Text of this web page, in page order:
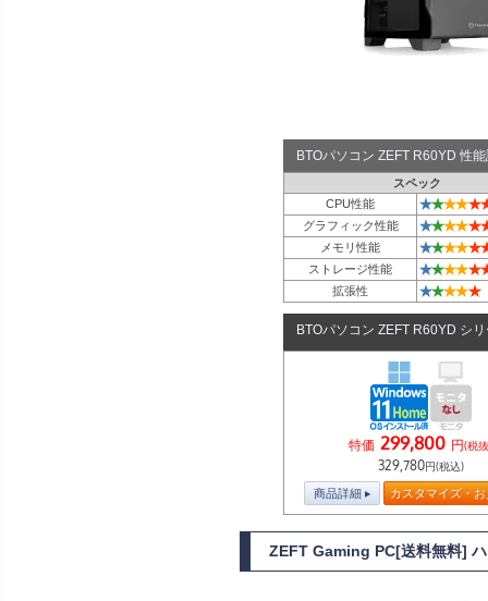
BTOパソコン ZEFT R60YD 性
スペック
CPU性能
★★★★★
グラフィック性能 ★★★★★
メモリ性能 ★★★★★
ストレージ性能 ★★★★★
拡張性 ★★★★★
BTOパソコン ZEFT R60YD シ
特価 299,800 円(税
329,780円(税込)
商品詳細 カスタマイズ・
ZEFT Gaming PC[送料無料]